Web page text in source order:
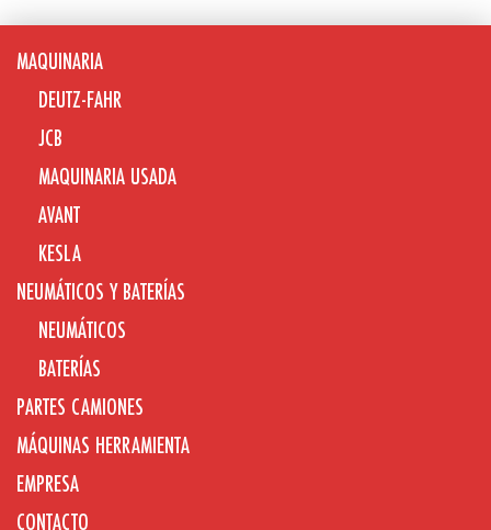
MAQUINARIA
DEUTZ-FAHR
JCB
MAQUINARIA USADA
AVANT
KESLA
NEUMÁTICOS Y BATERÍAS
NEUMÁTICOS
BATERÍAS
PARTES CAMIONES
MÁQUINAS HERRAMIENTA
EMPRESA
CONTACTO